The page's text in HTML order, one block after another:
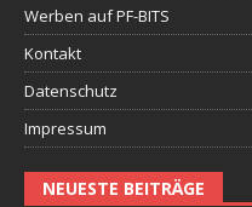
Werben auf PF-BITS
Kontakt
Datenschutz
Impressum
NEUESTE BEITRÄGE